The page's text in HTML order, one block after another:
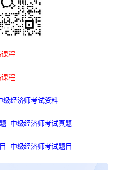
课程
课程
级经济师考试资料
中级经济师考试真题
中级经济师考试题目